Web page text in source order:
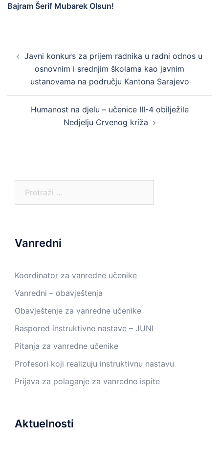
Bajram Šerif Mubarek Olsun!
navigation
Javni konkurs za prijem radnika u radni odnos u
osnovnim i srednjim školama kao javnim
ustanovama na području Kantona Sarajevo
Humanost na djelu – učenice III-4 obilježile
Nedjelju Crvenog križa
Vanredni
Koordinator za vanredne učenike
Vanredni – obavještenja
Obavještenje za vanredne učenike
Raspored instruktivne nastave – JUNI
Pitanja za vanredne učenike
Profesori koji realizuju instruktivnu nastavu
Prijava za polaganje za vanredne ispite
Aktuelnosti